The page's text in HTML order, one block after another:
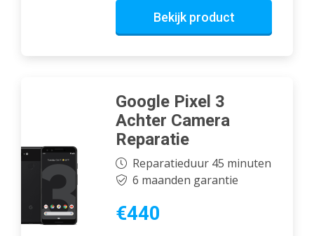
Bekijk product
Google Pixel 3
Achter Camera
Reparatie
Reparatieduur 45 minuten
6 maanden garantie
€440